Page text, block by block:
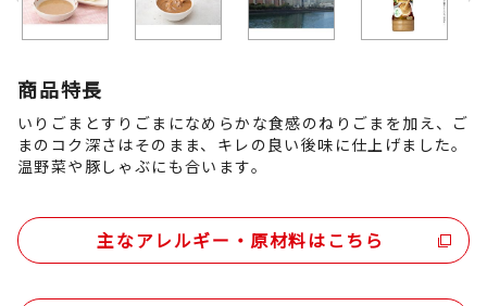
商品特長
いりごまとすりごまになめらかな食感のねりごまを加え、ご
まのコク深さはそのまま、キレの良い後味に仕上げました。
温野菜や豚しゃぶにも合います。
主なアレルギー・原材料はこちら